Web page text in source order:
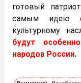
готовый
самым идею
культурному
будут
народов России.